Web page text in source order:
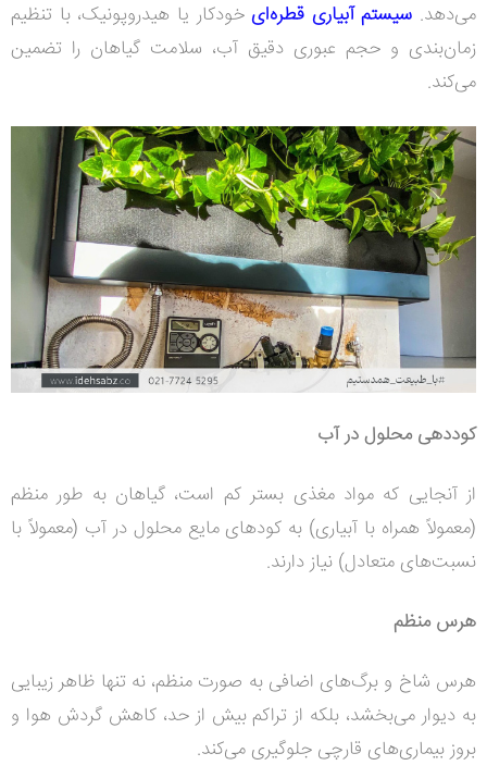
می‌دهد. سیستم آبیاری قطره‌ایخودکار یا هیدروپونیک، با تنظیم
زمان‌بندی و حجم عبوری دقیق آب، سلامت گیاهان را تضمین
می‌کند.
کوددهی محلول در آب
از آنجایی که مواد مغذی بستر کم است، گیاهان به طور منظم
(معمولاً همراه با آبیاری) به کودهای مایع محلول در آب (معمولاً با
نسبت‌های متعادل) نیاز دارند.
هرس منظم
هرس شاخ و برگ‌های اضافی به صورت منظم، نه تنها ظاهر زیبایی
به دیوار می‌بخشد، بلکه از تراکم بیش از حد، کاهش گردش هوا و
بروز بیماری‌های قارچی جلوگیری می‌کند.